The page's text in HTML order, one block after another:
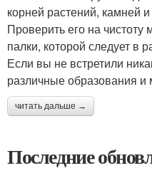
корней растений, камней
Проверить его на
палки, которой следует в
Если вы не встретили
различные образования и
читать дальше →
Последние